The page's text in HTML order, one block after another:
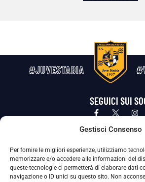
Gestisci Consenso
Per fornire le migliori esperienze, utilizziamo
memorizzare e/o accedere alle informazioni del
queste tecnologie ci permetterà di elaborare dati
navigazione o ID unici su questo sito. Non
#JUVESTABIA
SEGUICI SUI
Privacy Policy Cookie Policy
La Società ha nominato il Responsabile della Protezione dei Dati Personali (DPO),
adottate dalla nostra Società per tutelare i Suoi dati